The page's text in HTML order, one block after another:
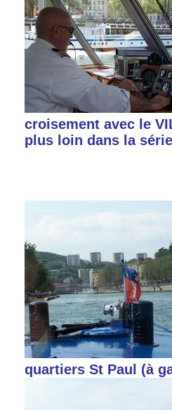
croisement avec le
plus loin dans la
quartiers St Paul (à